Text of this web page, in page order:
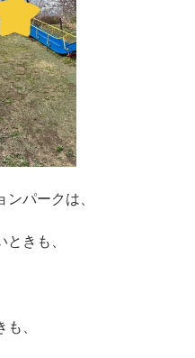
パークは、
きも、
、